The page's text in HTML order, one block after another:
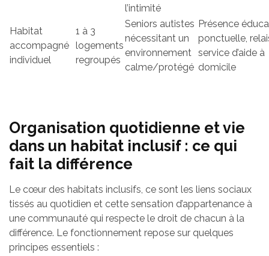
l’intimité
Habitat
accompagné
individuel
1 à 3
logements
regroupés
Seniors autistes
nécessitant un
environnement
calme/protégé
Présence
ponctuelle,
service d’aide à
domicile
Organisation quotidienne et vie
dans un habitat inclusif : ce qui
fait la différence
Le cœur des habitats inclusifs, ce sont les liens sociaux
tissés au quotidien et cette sensation d’appartenance à
une communauté qui respecte le droit de chacun à la
différence. Le fonctionnement repose sur quelques
principes essentiels :